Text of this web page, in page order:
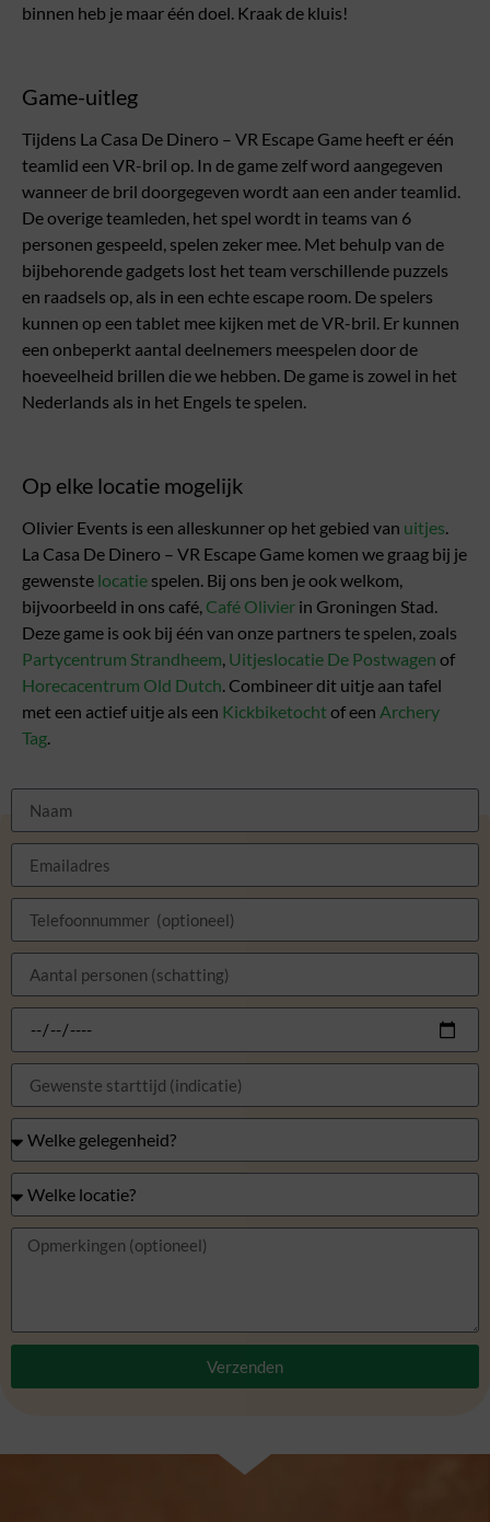
binnen heb je maar één doel. Kraak de kluis!
Game-uitleg
Tijdens La Casa De Dinero – VR Escape Game heeft er één
teamlid een VR-bril op. In de game zelf word aangegeven
wanneer de bril doorgegeven wordt aan een ander teamlid.
De overige teamleden, het spel wordt in teams van 6
personen gespeeld, spelen zeker mee. Met behulp van de
bijbehorende gadgets lost het team verschillende puzzels
en raadsels op, als in een echte escape room. De spelers
kunnen op een tablet mee kijken met de VR-bril. Er kunnen
een onbeperkt aantal deelnemers meespelen door de
hoeveelheid brillen die we hebben. De game is zowel in het
Nederlands als in het Engels te spelen.
Op elke locatie mogelijk
Olivier Events is een alleskunner op het gebied van uitjes.
La Casa De Dinero – VR Escape Game komen we graag bij je
gewenste locatie spelen. Bij ons ben je ook welkom,
bijvoorbeeld in ons café, Café Olivier in Groningen Stad.
Deze game is ook bij één van onze partners te spelen, zoals
Partycentrum Strandheem, Uitjeslocatie De Postwagen of
Horecacentrum Old Dutch. Combineer dit uitje aan tafel
met een actief uitje als een Kickbiketochtof een Archery
Tag.
Verzenden